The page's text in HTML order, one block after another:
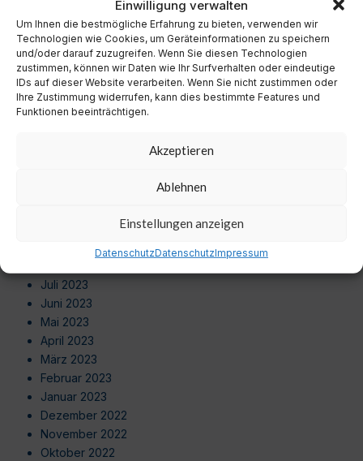
Einwilligung verwalten
Um Ihnen die bestmögliche Erfahrung zu bieten, verwenden wir
Technologien wie Cookies, um Geräteinformationen zu speichern
und/oder darauf zuzugreifen. Wenn Sie diesen Technologien
zustimmen, können wir Daten wie Ihr Surfverhalten oder eindeutige
IDs auf dieser Website verarbeiten. Wenn Sie nicht zustimmen oder
Ihre Zustimmung widerrufen, kann dies bestimmte Features und
Funktionen beeinträchtigen.
Akzeptieren
Ablehnen
Einstellungen anzeigen
DatenschutzDatenschutzImpressum
September 2024
August 2024
Juli 2024
Juni 2024
Mai 2024
April 2024
September 2023
Juli 2023
Juni 2023
Mai 2023
April 2023
März 2023
Februar 2023
Januar 2023
Dezember 2022
November 2022
Oktober 2022